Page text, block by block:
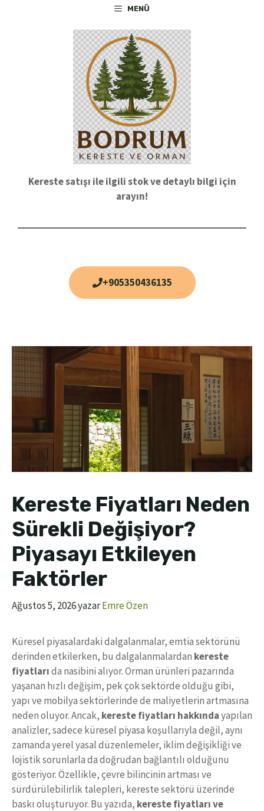
MENÜ
Kereste satışı ile ilgili stok ve detaylı bilgi için
arayın!
+905350436135
Kereste Fiyatları Neden
Sürekli Değişiyor?
Piyasayı Etkileyen
Faktörler
Ağustos 5, 2026yazarEmre Özen
Küresel piyasalardaki dalgalanmalar, emtia sektörünü
derinden etkilerken, bu dalgalanmalardan kereste
fiyatlarıda nasibini alıyor. Orman ürünleri pazarında
yaşanan hızlı değişim, pek çok sektörde olduğu gibi,
yapı ve mobilya sektörlerinde de maliyetlerin artmasına
neden oluyor. Ancak, kereste fiyatları hakkındayapılan
analizler, sadece küresel piyasa koşullarıyla değil, aynı
zamanda yerel yasal düzenlemeler, iklim değişikliği ve
lojistik sorunlarla da doğrudan bağlantılı olduğunu
gösteriyor. Özellikle, çevre bilincinin artması ve
sürdürülebilirlik talepleri, kereste sektörü üzerinde
baskı oluşturuyor. Bu yazıda, kereste fiyatları ve